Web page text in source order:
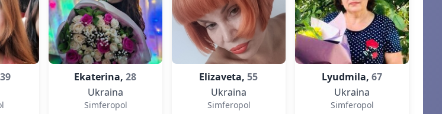
39
Ekaterina,28
Ukraina
Simferopol
Elizaveta,55
Ukraina
Simferopol
Lyudmila, 67
Ukraina
Simferopol